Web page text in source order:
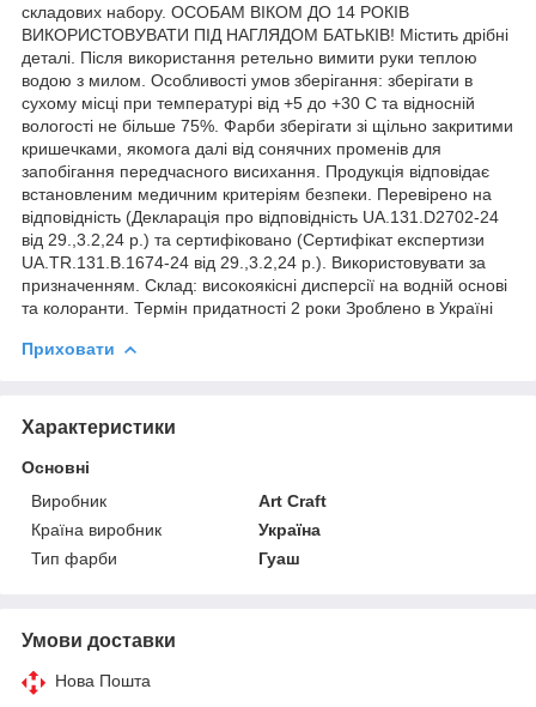
складових набору. ОСОБАМ ВІКОМ ДО 14 РОКІВ
ВИКОРИСТОВУВАТИ ПІД НАГЛЯДОМ БАТЬКІВ! Містить дрібні
деталі. Після використання ретельно вимити руки теплою
водою з милом. Особливості умов зберігання: зберігати в
сухому місці при температурі від +5 до +30 С та відносній
вологості не більше 75%. Фарби зберігати зі щільно закритими
кришечками, якомога далі від сонячних променів для
запобігання передчасного висихання. Продукція відповідає
встановленим медичним критеріям безпеки. Перевірено на
відповідність (Декларація про відповідність UA.131.D2702-24
від 29.,3.2,24 р.) та сертифіковано (Сертифікат експертизи
UA.TR.131.B.1674-24 від 29.,3.2,24 р.). Використовувати за
призначенням. Склад: високоякісні дисперсії на водній основі
та колоранти. Термін придатності 2 роки Зроблено в Україні
Приховати
Характеристики
Основні
Виробник
Art Craft
Країна виробник
Україна
Тип фарби
Гуаш
Умови доставки
Нова Пошта